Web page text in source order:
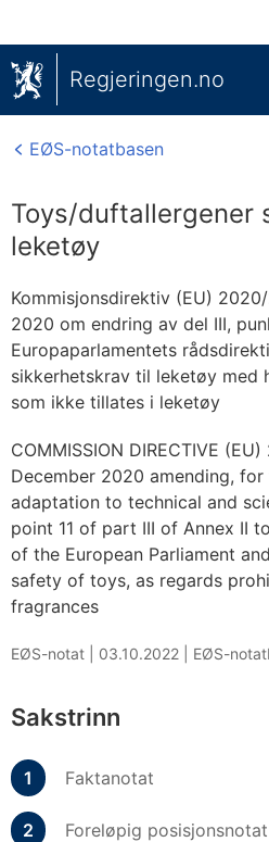
Regjeringen.no
EØS-notatbasen
Toys/duftallergener
leketøy
Kommisjonsdirektiv (EU)
2020 om endring av del III,
Europaparlamentets
sikkerhetskrav til leketøy med
som ikke tillates i leketøy
COMMISSION DIRECTIVE
December 2020 amending,
adaptation to technical and
point 11 of part III of Annex II
of the European Parliament
safety of toys, as regards
fragrances
EØS-notat | 03.10.2022 EØS-
Sakstrinn
Faktanotat
Foreløpig posisjonsnotat